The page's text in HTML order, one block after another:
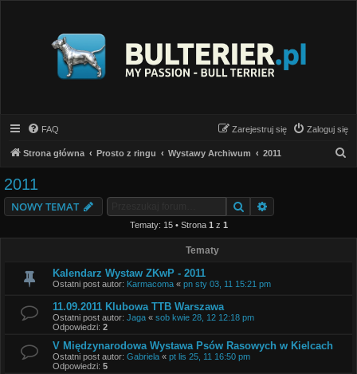
FAQ Zaloguj się
Zarejestruj się
Strona główna Prosto z ringu Wystawy Archiwum 2011
2011
NOWY TEMAT Szukaj
Tematy: 15 • Strona 1 z 1
Tematy
Kalendarz Wystaw ZKwP - 2011
Ostatni post autor: Karmacoma « pn sty 03, 11 15:21 pm
11.09.2011 Klubowa TTB Warszawa
Ostatni post autor: Jaga « sob kwie 28, 12 12:18 pm
Odpowiedzi: 2
V Międzynarodowa Wystawa Psów Rasowych w Kielcach
Ostatni post autor: Gabriela « pt lis 25, 11 16:50 pm
Odpowiedzi: 5